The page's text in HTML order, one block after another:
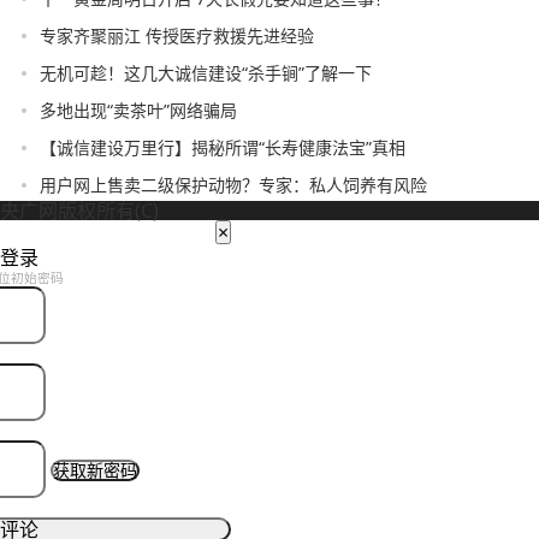
专家齐聚丽江 传授医疗救援先进经验
无机可趁！这几大诚信建设“杀手锏”了解一下
多地出现“卖茶叶”网络骗局
【诚信建设万里行】揭秘所谓“长寿健康法宝”真相
用户网上售卖二级保护动物？专家：私人饲养有风险
×
录
初始密码
获取新密码
论